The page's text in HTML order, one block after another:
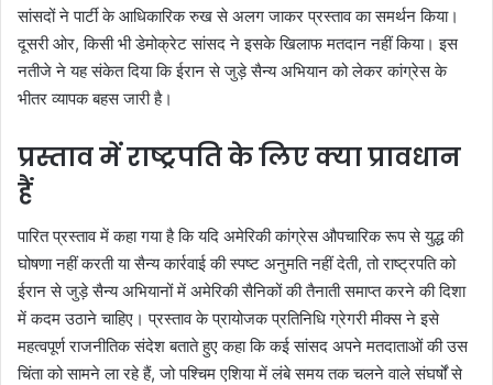
सांसदों ने पार्टी के आधिकारिक रुख से अलग जाकर प्रस्ताव का समर्थन किया।
दूसरी ओर, किसी भी डेमोक्रेट सांसद ने इसके खिलाफ मतदान नहीं किया। इस
नतीजे ने यह संकेत दिया कि ईरान से जुड़े सैन्य अभियान को लेकर कांग्रेस के
भीतर व्यापक बहस जारी है।
प्रस्ताव में राष्ट्रपति के लिए क्या प्रावधान
हैं
पारित प्रस्ताव में कहा गया है कि यदि अमेरिकी कांग्रेस औपचारिक रूप से युद्ध की
घोषणा नहीं करती या सैन्य कार्रवाई की स्पष्ट अनुमति नहीं देती, तो राष्ट्रपति को
ईरान से जुड़े सैन्य अभियानों में अमेरिकी सैनिकों की तैनाती समाप्त करने की दिशा
में कदम उठाने चाहिए। प्रस्ताव के प्रायोजक प्रतिनिधि ग्रेगरी मीक्स ने इसे
महत्वपूर्ण राजनीतिक संदेश बताते हुए कहा कि कई सांसद अपने मतदाताओं की उस
चिंता को सामने ला रहे हैं, जो पश्चिम एशिया में लंबे समय तक चलने वाले संघर्षों से